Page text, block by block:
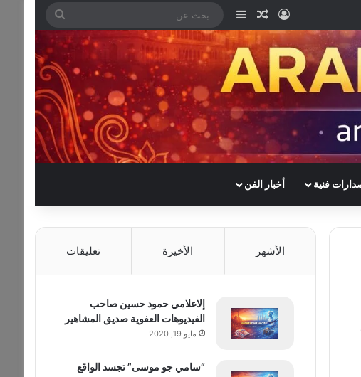
تسجيل الدخول
مقال عشوائي
إضافة عمود جانبي
عن
فنية أخبار الفن
الأشهر الأخيرة تعليقات
إلاعلامي حمود حسين صاحب
الفيديوهات العفوية صديق المشاهير
مايو 19, 2020
“سامي جو موسى” تجسد الواقع